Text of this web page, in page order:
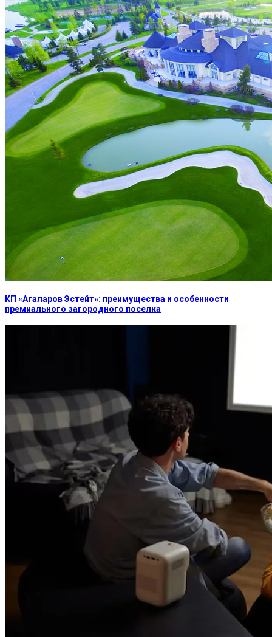
КП «Агаларов Эстейт»: преимущества и особенности
премиального загородного поселка